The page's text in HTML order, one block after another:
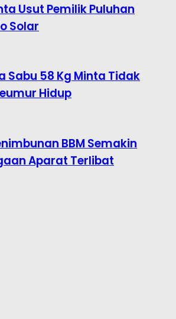
Usut Pemilik Puluhan
Solar
Sabu 58 Kg Minta Tidak
Hidup
BBM Semakin
Aparat Terlibat